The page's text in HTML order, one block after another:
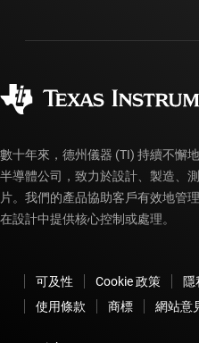
myTI 帳戶常見問題解答
訂購 FAQ
數十年來，德州儀器 (TI) 持續不懈
半導體公司，致力於設計、製造、
片。我們的產品協助客戶有效地管
在設計中提供核心控制或處理。
可及性 Cookie 政策 隱
使用條款
商標 網站意